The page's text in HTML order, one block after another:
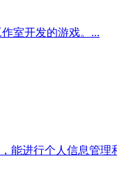
室开发的游戏。...
能进行个人信息管